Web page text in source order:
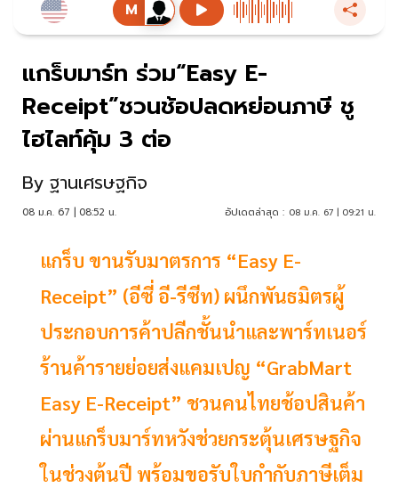
แกร็บมาร์ท ร่วม“Easy E-
Receipt”ชวนช้อปลดหย่อนภาษี ชู
ไฮไลท์คุ้ม 3 ต่อ
By ฐานเศรษฐกิจ
08 ม.ค. 67 | 08:52 น. อัปเดตล่าสุด : 08 ม.ค. 67 | 09:21 น.
แกร็บ ขานรับมาตรการ “Easy E-
Receipt” (อีซี่ อี-รีซีท) ผนึกพันธมิตรผู้
ประกอบการค้าปลีกชั้นนำและพาร์ทเนอร์
ร้านค้ารายย่อยส่งแคมเปญ “GrabMart
Easy E-Receipt” ชวนคนไทยช้อปสินค้า
ผ่านแกร็บมาร์ทหวังช่วยกระตุ้นเศรษฐกิจ
ในช่วงต้นปี พร้อมขอรับใบกำกับภาษีเต็ม